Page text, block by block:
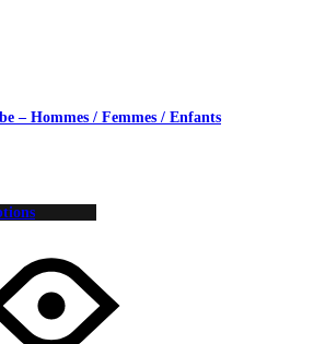
– Hommes / Femmes / Enfants